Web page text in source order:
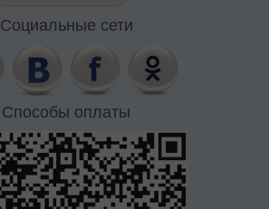
Социальные сети
Способы оплаты